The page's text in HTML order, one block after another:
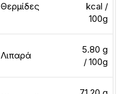
Θερμίδες
kcal /
100g
Λιπαρά
5.80 g
/ 100g